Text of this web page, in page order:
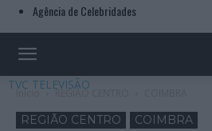
Agência de Celebridades
TVC TELEVISÃO
Início REGIÃO CENTRO
REGIÃO CENTRO COIMBRA